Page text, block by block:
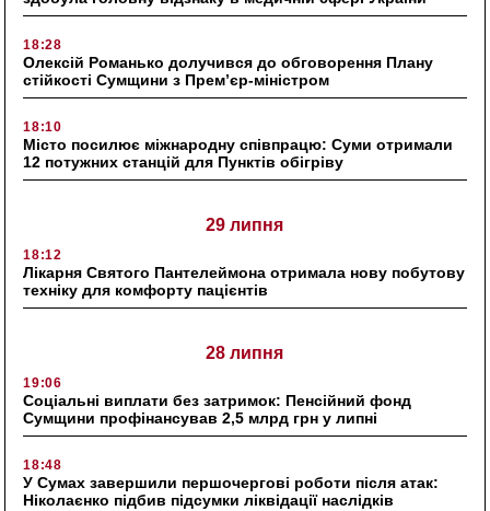
18:28
Олексій Романько долучився до обговорення Плану
стійкості Сумщини з Прем’єр-міністром
18:10
Місто посилює міжнародну співпрацю: Суми отримали
12 потужних станцій для Пунктів обігріву
29 липня
18:12
Лікарня Святого Пантелеймона отримала нову побутову
техніку для комфорту пацієнтів
28 липня
19:06
Соціальні виплати без затримок: Пенсійний фонд
Сумщини профінансував 2,5 млрд грн у липні
18:48
У Сумах завершили першочергові роботи після атак:
Ніколаєнко підбив підсумки ліквідації наслідків